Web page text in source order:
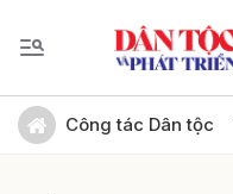
Công tác Dân tộc
Gửi bình luận